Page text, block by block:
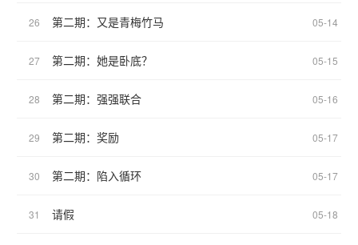
26 第二期：又是青梅竹马 05-14
27 第二期：她是卧底？ 05-15
28 第二期：强强联合 05-16
29 第二期：奖励 05-17
30 第二期：陷入循环 05-17
31 请假 05-18